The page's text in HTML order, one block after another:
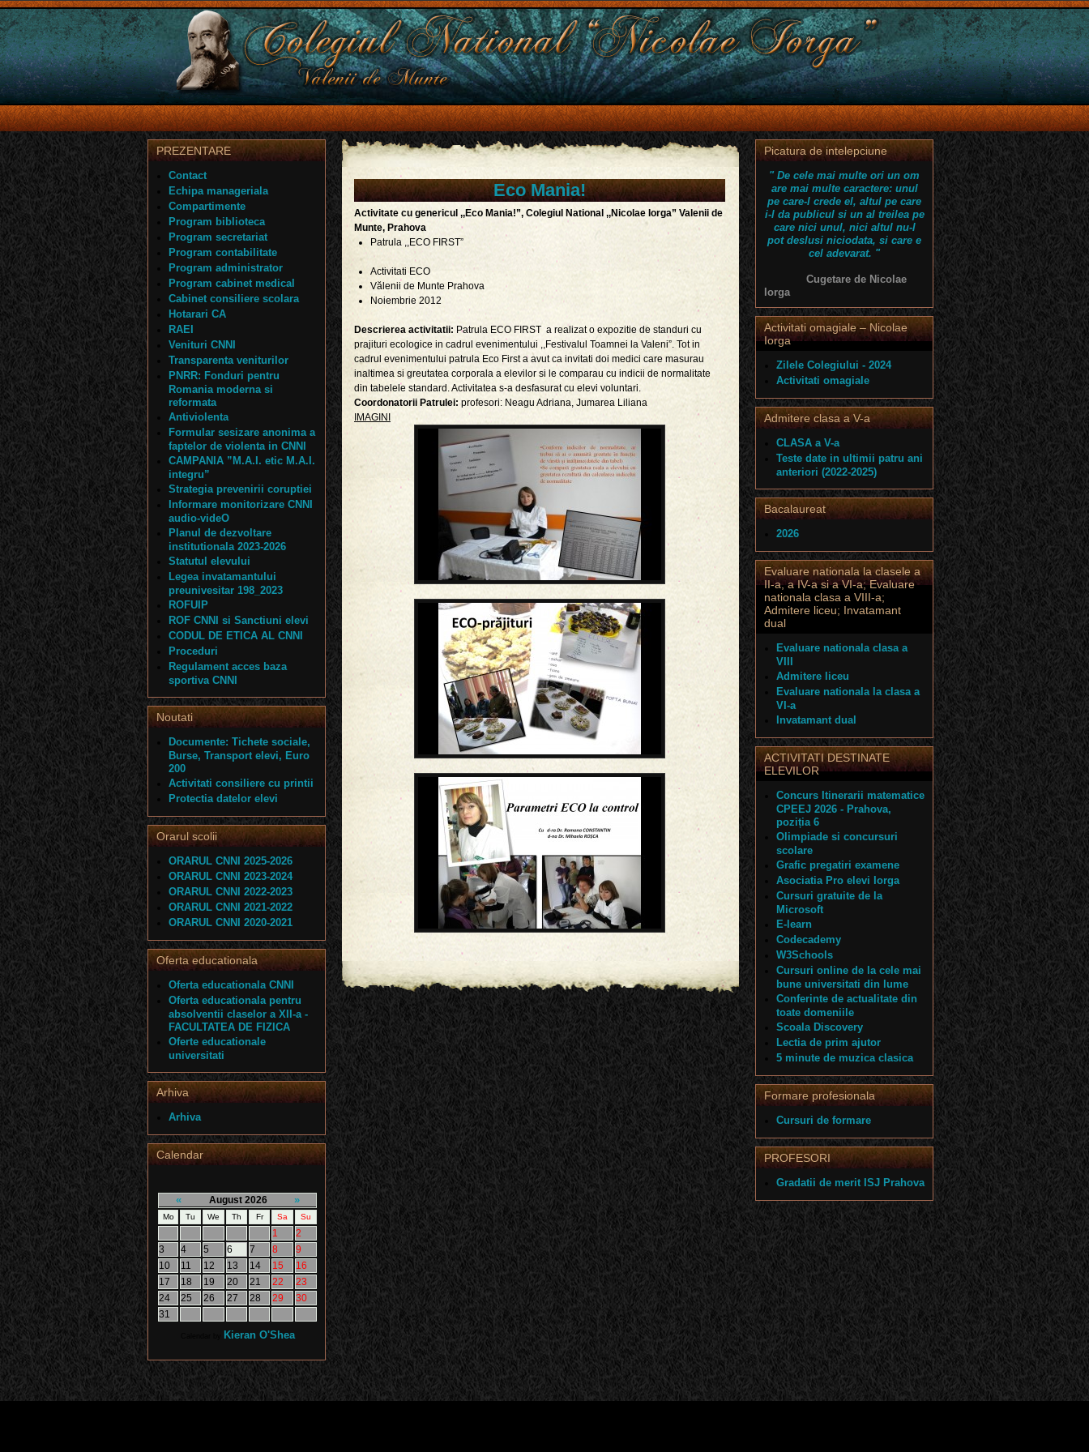
Eco Mania!
Activitate cu genericul ,,Eco Mania!”, Colegiul National ,,Nicolae Iorga” Valenii de
Munte, Prahova
Patrula ,,ECO FIRST”
Activitati ECO
Vălenii de Munte Prahova
Noiembrie 2012
Descrierea activitatii: Patrula ECO FIRST a realizat o expozitie de standuri cu
prajituri ecologice in cadrul evenimentului ,,Festivalul Toamnei la Valeni”. Tot in
cadrul evenimentului patrula Eco First a avut ca invitati doi medici care masurau
inaltimea si greutatea corporala a elevilor si le comparau cu indicii de normalitate
din tabelele standard. Activitatea s-a desfasurat cu elevi voluntari.
Coordonatorii Patrulei: profesori: Neagu Adriana, Jumarea Liliana
IMAGINI
PREZENTARE
Contact
Echipa manageriala
Compartimente
Program biblioteca
Program secretariat
Program contabilitate
Program administrator
Program cabinet medical
Cabinet consiliere scolara
Hotarari CA
RAEI
Venituri CNNI
Transparenta veniturilor
PNRR: Fonduri pentru
Romania moderna si
reformata
Antiviolenta
Formular sesizare anonima a
faptelor de violenta in CNNI
CAMPANIA ”M.A.I. etic M.A.I.
integru”
Strategia prevenirii coruptiei
Informare monitorizare CNNI
audio-videO
Planul de dezvoltare
institutionala 2023-2026
Statutul elevului
Legea invatamantului
preunivesitar 198_2023
ROFUIP
ROF CNNI si Sanctiuni elevi
CODUL DE ETICA AL CNNI
Proceduri
Regulament acces baza
sportiva CNNI
Noutati
Documente: Tichete sociale,
Burse, Transport elevi, Euro
200
Activitati consiliere cu printii
Protectia datelor elevi
Orarul scolii
ORARUL CNNI 2025-2026
ORARUL CNNI 2023-2024
ORARUL CNNI 2022-2023
ORARUL CNNI 2021-2022
ORARUL CNNI 2020-2021
Oferta educationala
Oferta educationala CNNI
Oferta educationala pentru
absolventii claselor a XII-a -
FACULTATEA DE FIZICA
Oferte educationale
universitati
Arhiva
Arhiva
Calendar
« August 2026 »
Mo Tu We Th Fr Sa Su
1
2
3
4 5 6 7 8
9
10
11 12 13 14 15
16
17
18 19 20 21 22
23
24
25 26 27 28 29
30
31
Kieran O'Shea
Picatura de intelepciune
" De cele mai multe ori un om
are mai multe caractere: unul
pe care-l crede el, altul pe care
i-l da publicul si un al treilea pe
care nici unul, nici altul nu-l
pot deslusi niciodata, si care e
cel adevarat. "
Cugetare de Nicolae
Iorga
Activitati omagiale – Nicolae
Iorga
Zilele Colegiului - 2024
Activitati omagiale
Admitere clasa a V-a
CLASA a V-a
Teste date in ultimii patru ani
anteriori (2022-2025)
Bacalaureat
2026
Evaluare nationala la clasele a
II-a, a IV-a si a VI-a; Evaluare
nationala clasa a VIII-a;
Admitere liceu; Invatamant
dual
Evaluare nationala clasa a
VIII
Admitere liceu
Evaluare nationala la clasa a
VI-a
Invatamant dual
ACTIVITATI DESTINATE
ELEVILOR
Concurs Itinerarii matematice
CPEEJ 2026 - Prahova,
poziția 6
Olimpiade si concursuri
scolare
Grafic pregatiri examene
Asociatia Pro elevi Iorga
Cursuri gratuite de la
Microsoft
E-learn
Codecademy
W3Schools
Cursuri online de la cele mai
bune universitati din lume
Conferinte de actualitate din
toate domeniile
Scoala Discovery
Lectia de prim ajutor
5 minute de muzica clasica
Formare profesionala
Cursuri de formare
PROFESORI
Gradatii de merit ISJ Prahova